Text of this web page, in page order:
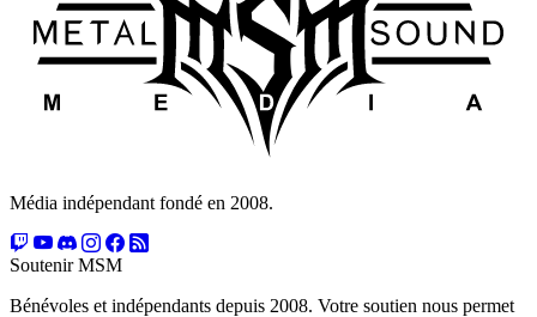
Média indépendant fondé en 2008.
Soutenir MSM
Bénévoles et indépendants depuis 2008. Votre soutien nous permet